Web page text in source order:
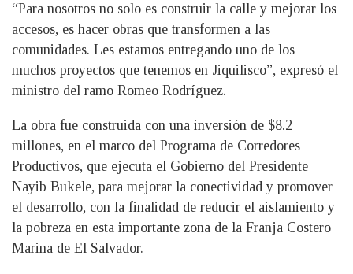
“Para nosotros no solo es construir la calle y mejorar los
accesos, es hacer obras que transformen a las
comunidades. Les estamos entregando uno de los
muchos proyectos que tenemos en Jiquilisco”, expresó el
ministro del ramo Romeo Rodríguez.
La obra fue construida con una inversión de $8.2
millones, en el marco del Programa de Corredores
Productivos, que ejecuta el Gobierno del Presidente
Nayib Bukele, para mejorar la conectividad y promover
el desarrollo, con la finalidad de reducir el aislamiento y
la pobreza en esta importante zona de la Franja Costero
Marina de El Salvador.